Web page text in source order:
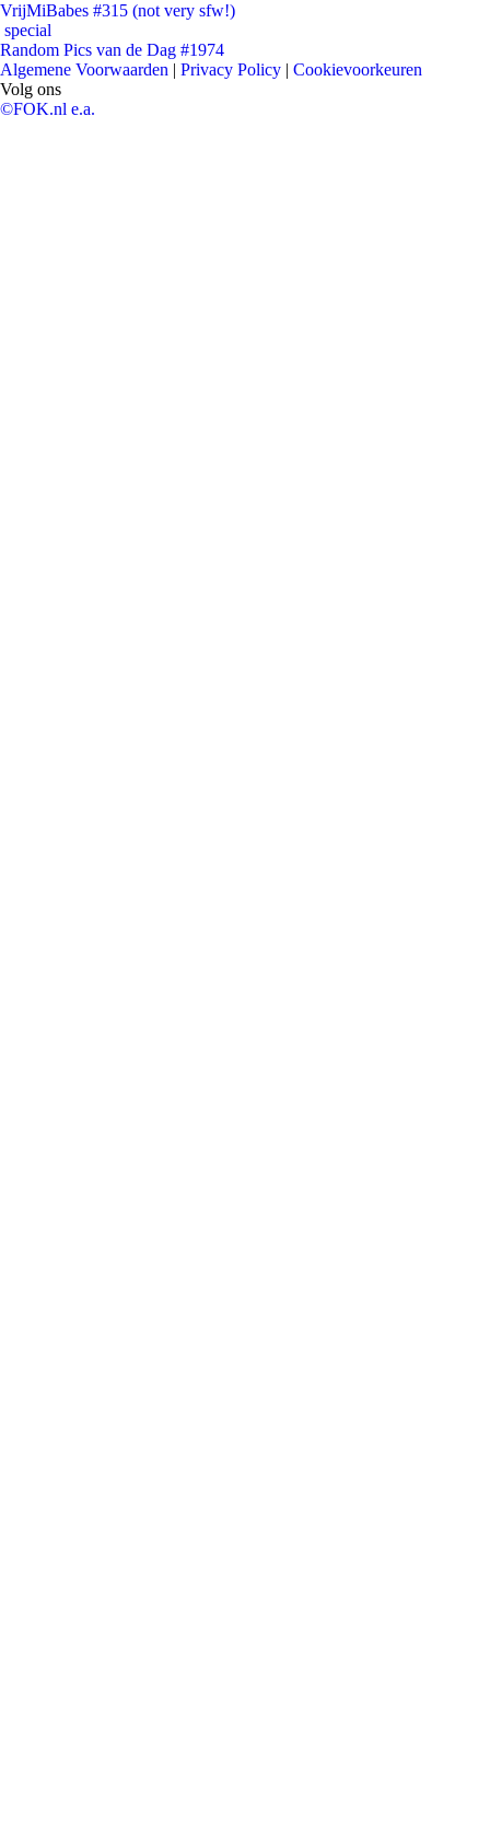
VrijMiBabes #315 (not very sfw!)
special
Random Pics van de Dag #1974
Algemene Voorwaarden | Privacy Policy | Cookievoorkeuren
Volg ons
©FOK.nl e.a.